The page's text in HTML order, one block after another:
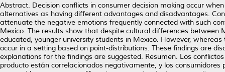
Abstract. Decision conflicts in consumer decision making occur
alternatives as having different advantages and disadvantages.
attenuate the negative emotions frequently connected with such
Mexico. The results show that despite cultural differences
educated, younger university students in Mexico. However,
occur in a setting based on point-distributions. These findings are
explanations for the findings are suggested. Resumen. Los
producto están correlacionados negativamente, y los